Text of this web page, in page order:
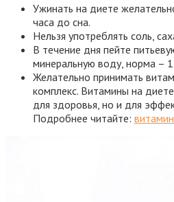
Ужинать на диете
часа до сна.
Нельзя употреблять соль,
В течение дня пейте
минеральную воду, норма –
Желательно принимать
комплекс. Витамины на
для здоровья, но и для
Подробнее читайте: